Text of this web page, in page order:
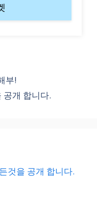
부!
개 합니다.
것을 공개 합니다.